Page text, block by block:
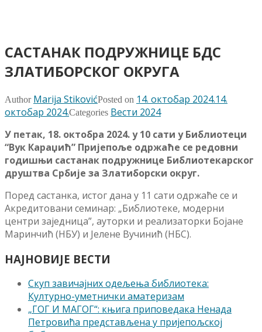
САСТАНАК ПОДРУЖНИЦЕ БДС
ЗЛАТИБОРСКОГ ОКРУГА
Author Marija StikovićPosted on 14. октобар 2024.14.
октобар 2024.Categories Вести 2024
У петак, 18. октобра 2024. у 10 сати у Библиотеци
“Вук Караџић” Пријепоље одржаће се редовни
годишњи састанак подружнице Библиотекарског
друштва Србије за Златиборски округ.
Поред састанка, истог дана у 11 сати одржаће се и
Акредитовани семинар: „Библиотеке, модерни
центри заједница”, ауторки и реализаторки Бојане
Маринчић (НБУ) и Јелене Вучинић (НБС).
НАЈНОВИЈЕ ВЕСТИ
Скуп завичајних одељења библиотека:
Културно-уметнички аматеризам
„ГОГ И МАГОГ“: књига приповедака Ненада
Петровића представљена у пријепољској